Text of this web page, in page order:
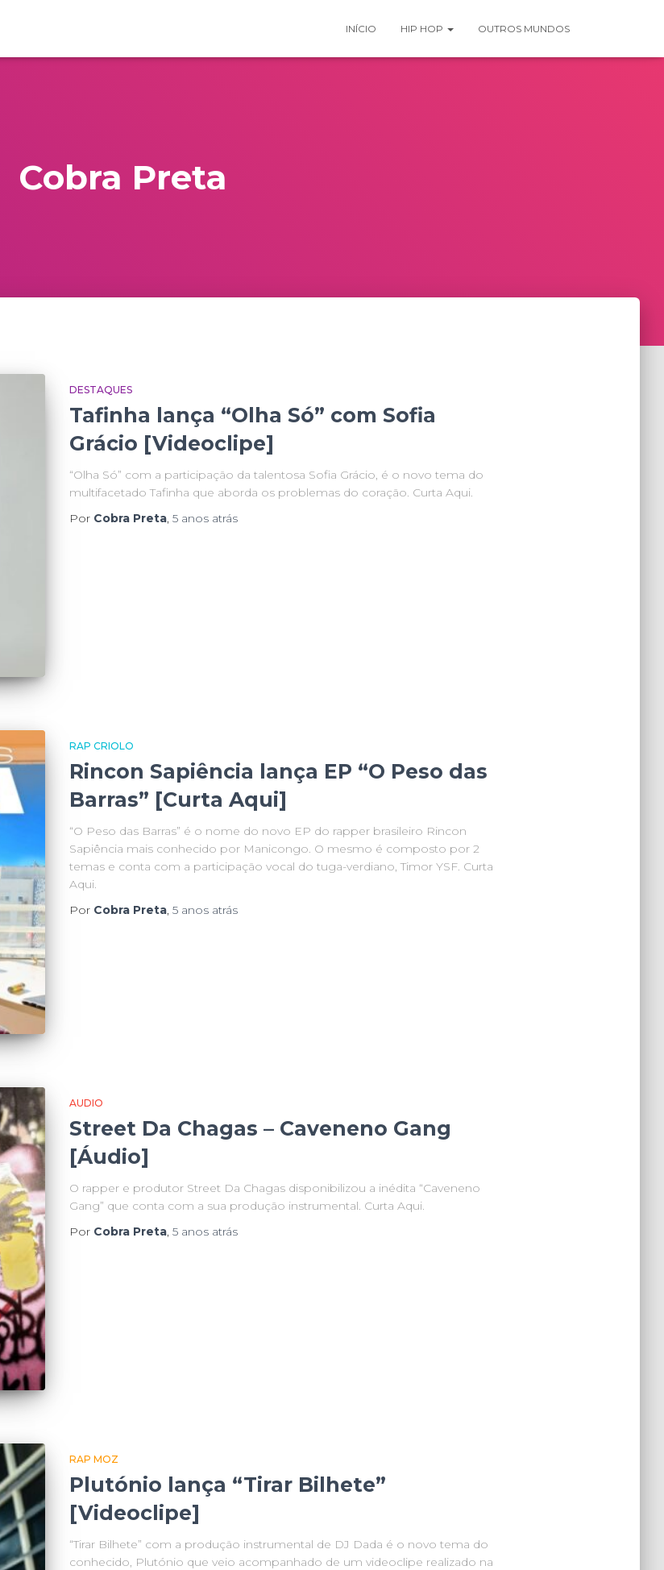
INÍCIO HIP HOP OUTROS MUNDOS
Cobra Preta
DESTAQUES
Tafinha lança “Olha Só” com Sofia
Grácio [Videoclipe]
“Olha Só” com a participação da talentosa Sofia Grácio, é o novo tema do
multifacetado Tafinha que aborda os problemas do coração. Curta Aqui.
Por Cobra Preta, 5 anosatrás
RAP CRIOLO
Rincon Sapiência lança EP “O Peso das
Barras” [Curta Aqui]
“O Peso das Barras” é o nome do novo EP do rapper brasileiro Rincon
Sapiência mais conhecido por Manicongo. O mesmo é composto por 2
temas e conta com a participação vocal do tuga-verdiano, Timor YSF. Curta
Aqui.
Por Cobra Preta, 5 anosatrás
AUDIO
Street Da Chagas – Caveneno Gang
[Áudio]
O rapper e produtor Street Da Chagas disponibilizou a inédita “Caveneno
Gang” que conta com a sua produção instrumental. Curta Aqui.
Por Cobra Preta, 5 anosatrás
RAP MOZ
Plutónio lança “Tirar Bilhete”
[Videoclipe]
“Tirar Bilhete” com a produção instrumental de DJ Dada é o novo tema do
conhecido, Plutónio que veio acompanhado de um videoclipe realizado na